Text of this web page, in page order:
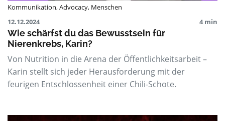
Kommunikation,Advocacy, Menschen
12.12.2024
4 min
Wie schärfst du das Bewusstsein für
Nierenkrebs, Karin?
Von Nutrition in die Arena der Öffentlichkeitsarbeit –
Karin stellt sich jeder Herausforderung mit der
feurigen Entschlossenheit einer Chili-Schote.